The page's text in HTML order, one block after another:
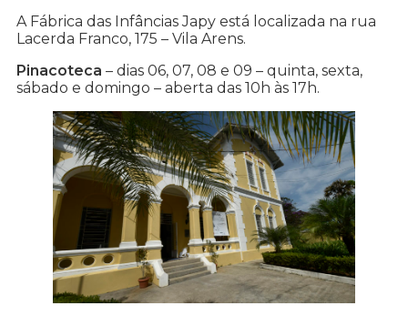
A Fábrica das Infâncias Japy está localizada na rua
Lacerda Franco, 175 – Vila Arens.
Pinacoteca – dias 06, 07, 08 e 09 – quinta, sexta,
sábado e domingo – aberta das 10h às 17h.